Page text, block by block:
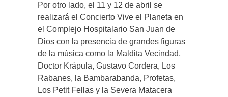
Por otro lado, el 11 y 12 de abril se
realizará el Concierto Vive el Planeta en
el Complejo Hospitalario San Juan de
Dios con la presencia de grandes figuras
de la música como la Maldita Vecindad,
Doctor Krápula, Gustavo Cordera, Los
Rabanes, la Bambarabanda, Profetas,
Los Petit Fellas y la Severa Matacera